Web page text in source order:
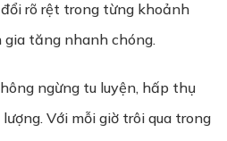
rõ rệt trong từng khoảnh
gia tăng nhanh chóng.
ngừng tu luyện, hấp thụ
Với mỗi giờ trôi qua trong